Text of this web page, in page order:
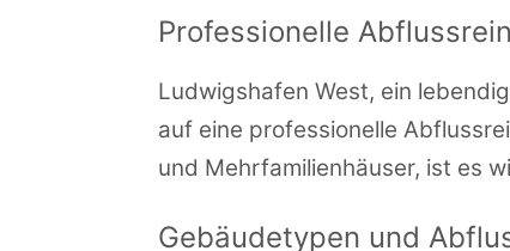
Professionelle
Ludwigshafen West, ein
auf eine professionelle
und Mehrfamilienhäuser, ist es
Gebäudetypen und